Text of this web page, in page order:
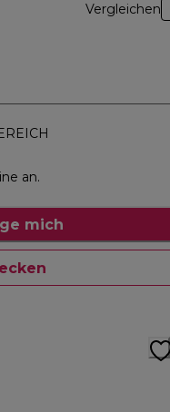
Vergleichen
an.
mich